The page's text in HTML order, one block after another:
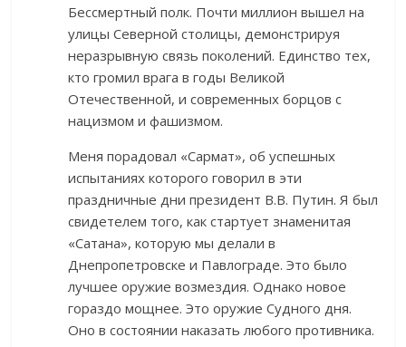
Бессмертный полк. Почти миллион вышел на
улицы Северной столицы, демонстрируя
неразрывную связь поколений. Единство тех,
кто громил врага в годы Великой
Отечественной, и современных борцов с
нацизмом и фашизмом.
Меня порадовал «Сармат», об успешных
испытаниях которого говорил в эти
праздничные дни президент В.В. Путин. Я был
свидетелем того, как стартует знаменитая
«Сатана», которую мы делали в
Днепропетровске и Павлограде. Это было
лучшее оружие возмездия. Однако новое
гораздо мощнее. Это оружие Судного дня.
Оно в состоянии наказать любого противника.